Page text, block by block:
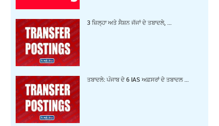
3 ਜ਼‍ਿਲ੍ਹਾ ਅਤੇ ਸੈਸ਼ਨ ਜੱਜਾਂ ਦੇ ਤਬਾਦਲੇ, ...
ਤਬਾਦਲੇ: ਪੰਜਾਬ ਦੇ 6 IAS ਅਫ਼ਸਰਾਂ ਦੇ ਤਬਾਦਲ ...